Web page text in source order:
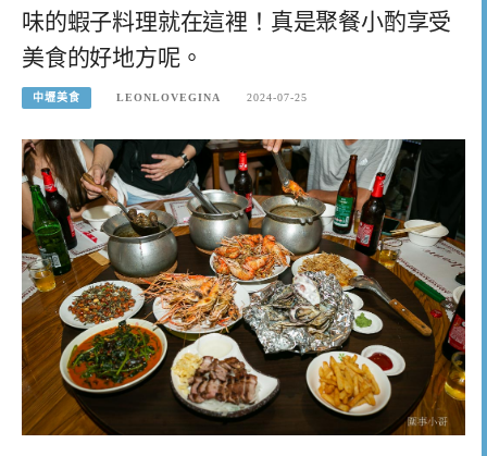
味的蝦子料理就在這裡！真是聚餐小酌享受
美食的好地方呢。
中壢美食 LEONLOVEGINA 2024-07-25